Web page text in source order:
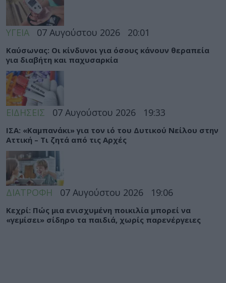
ΥΓΕΙΑ 07 Αυγούστου 2026 20:01
Καύσωνας: Οι κίνδυνοι για όσους κάνουν θεραπεία
για διαβήτη και παχυσαρκία
ΕΙΔΗΣΕΙΣ 07 Αυγούστου 2026 19:33
ΙΣΑ: «Καμπανάκι» για τον ιό του Δυτικού Νείλου στην
Αττική – Τι ζητά από τις Αρχές
ΔΙΑΤΡΟΦΗ 07 Αυγούστου 2026 19:06
Κεχρί: Πώς μια ενισχυμένη ποικιλία μπορεί να
«γεμίσει» σίδηρο τα παιδιά, χωρίς παρενέργειες